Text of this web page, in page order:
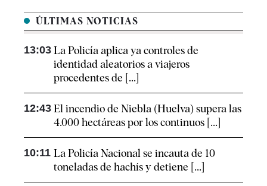
ÚLTIMAS NOTICIAS
13:03 La Policía aplica ya controles de
identidad aleatorios a viajeros
procedentes de [...]
12:43 El incendio de Niebla (Huelva) supera las
4.000 hectáreas por los continuos [...]
10:11 La Policía Nacional se incauta de 10
toneladas de hachís y detiene [...]